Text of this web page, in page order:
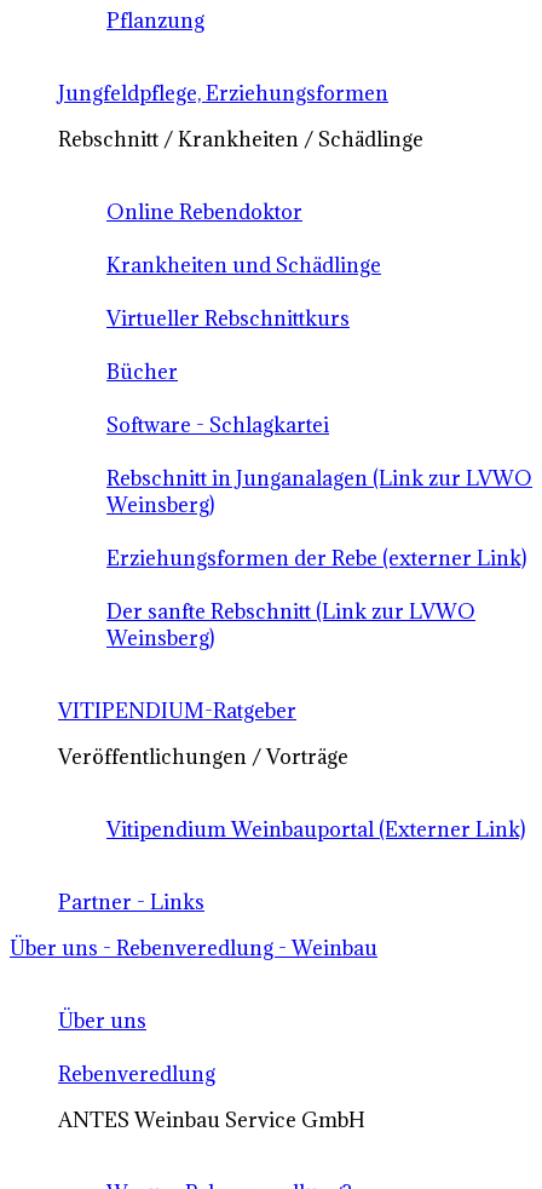
Pflanzung
Jungfeldpflege, Erziehungsformen
Rebschnitt / Krankheiten / Schädlinge
Online Rebendoktor
Krankheiten und Schädlinge
Virtueller Rebschnittkurs
Bücher
Software - Schlagkartei
Rebschnitt in Junganalagen (Link zur LVWO
Weinsberg)
Erziehungsformen der Rebe (externer Link)
Der sanfte Rebschnitt (Link zur LVWO
Weinsberg)
VITIPENDIUM-Ratgeber
Veröffentlichungen / Vorträge
Vitipendium Weinbauportal (Externer Link)
Partner - Links
Über uns - Rebenveredlung - Weinbau
Über uns
Rebenveredlung
ANTES Weinbau Service GmbH